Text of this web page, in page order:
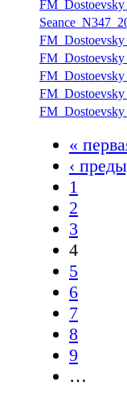
«
‹
1
2
3
4
5
6
7
8
9
…